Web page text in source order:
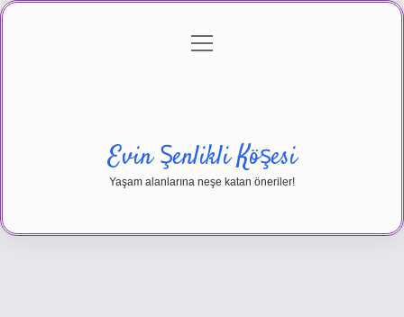
Gizlilik Politikası
menüyü
Evin Şenlikli Köşesi
Yaşam alanlarına neşe katan öneriler!